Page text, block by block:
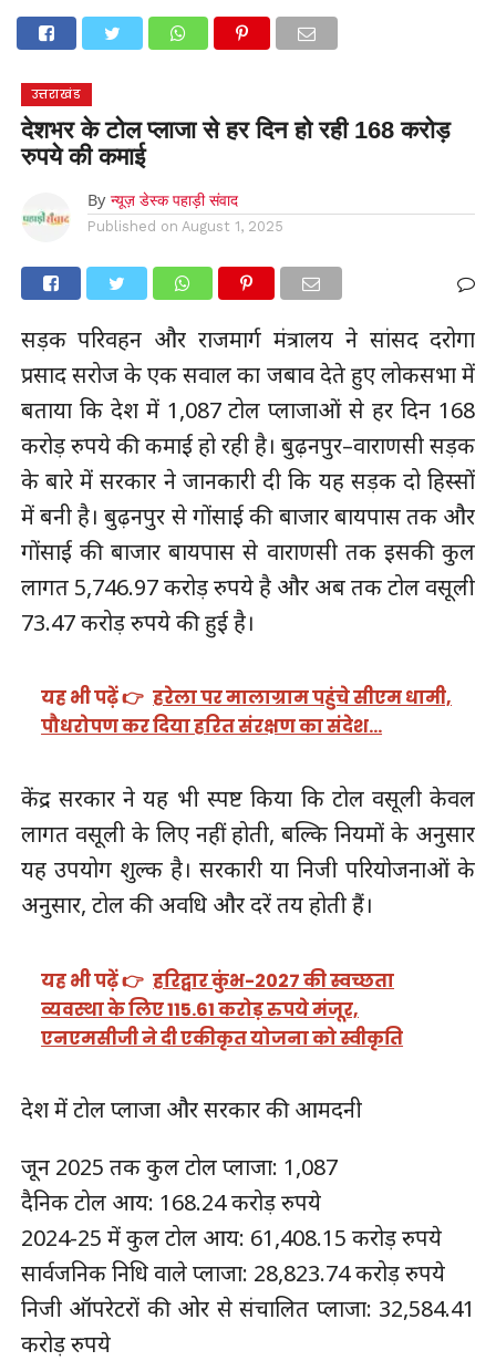
देहरादूननैनीताल
मनोरंजन
उत्तराखंड
देशभर के टोल प्लाजा से हर दिन हो रही 168 करोड़
रुपये की कमाई
By न्यूज़ डेस्क पहाड़ी संवाद
Published on August 1, 2025
सड़क परिवहन और राजमार्ग मंत्रालय ने सांसद दरोगा
प्रसाद सरोज के एक सवाल का जबाव देते हुए लोकसभा में
बताया कि देश में 1,087 टोल प्लाजाओं से हर दिन 168
करोड़ रुपये की कमाई हो रही है। बुढ़नपुर–वाराणसी सड़क
के बारे में सरकार ने जानकारी दी कि यह सड़क दो हिस्सों
में बनी है। बुढ़नपुर से गोंसाई की बाजार बायपास तक और
गोंसाई की बाजार बायपास से वाराणसी तक इसकी कुल
लागत 5,746.97 करोड़ रुपये है और अब तक टोल वसूली
73.47 करोड़ रुपये की हुई है।
यह भी पढ़ें 👉 हरेला पर मालाग्राम पहुंचे सीएम धामी,
पौधरोपण कर दिया हरित संरक्षण का संदेश…
केंद्र सरकार ने यह भी स्पष्ट किया कि टोल वसूली केवल
लागत वसूली के लिए नहीं होती, बल्कि नियमों के अनुसार
यह उपयोग शुल्क है। सरकारी या निजी परियोजनाओं के
अनुसार, टोल की अवधि और दरें तय होती हैं।
यह भी पढ़ें 👉 हरिद्वार कुंभ-2027 की स्वच्छता
व्यवस्था के लिए 115.61 करोड़ रुपये मंजूर,
एनएमसीजी ने दी एकीकृत योजना को स्वीकृति
देश में टोल प्लाजा और सरकार की आमदनी
जून 2025 तक कुल टोल प्लाजा: 1,087
दैनिक टोल आय: 168.24 करोड़ रुपये
2024-25 में कुल टोल आय: 61,408.15 करोड़ रुपये
सार्वजनिक निधि वाले प्लाजा: 28,823.74 करोड़ रुपये
निजी ऑपरेटरों की ओर से संचालित प्लाजा: 32,584.41
करोड़ रुपये